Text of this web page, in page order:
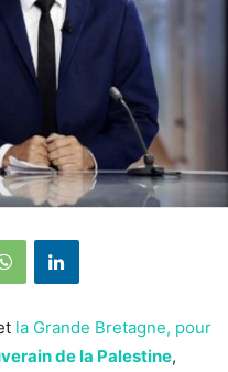
la Grande Bretagne, pour
de la Palestine,